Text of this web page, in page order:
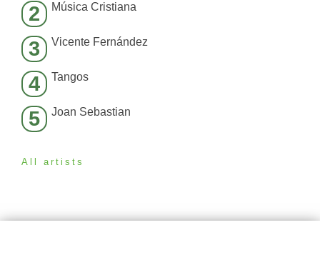
2 Música Cristiana
3 Vicente Fernández
4 Tangos
5 Joan Sebastian
All artists